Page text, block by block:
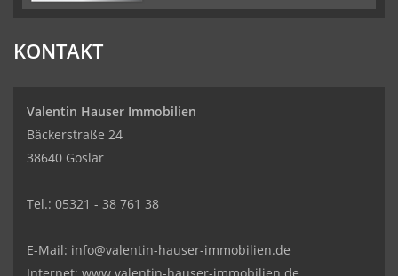
KONTAKT
Valentin Hauser Immobilien
Bäckerstraße 24
38640 Goslar
Tel.: 05321 - 38 761 38
E-Mail: info@valentin-hauser-immobilien.de